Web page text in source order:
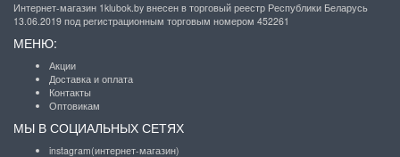
Интернет-магазин 1klubok.by внесен в торговый реестр Республики Беларусь
13.06.2019 под регистрационным торговым номером 452261
МЕНЮ:
Акции
Доставка и оплата
Контакты
Оптовикам
МЫ В СОЦИАЛЬНЫХ СЕТЯХ
instagram(интернет-магазин)